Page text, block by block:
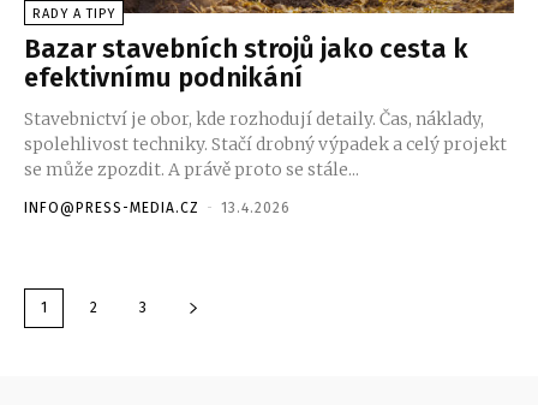
RADY A TIPY
Bazar stavebních strojů jako cesta k
efektivnímu podnikání
Stavebnictví je obor, kde rozhodují detaily. Čas, náklady,
spolehlivost techniky. Stačí drobný výpadek a celý projekt
se může zpozdit. A právě proto se stále...
INFO@PRESS-MEDIA.CZ - 13.4.2026
1 2 3